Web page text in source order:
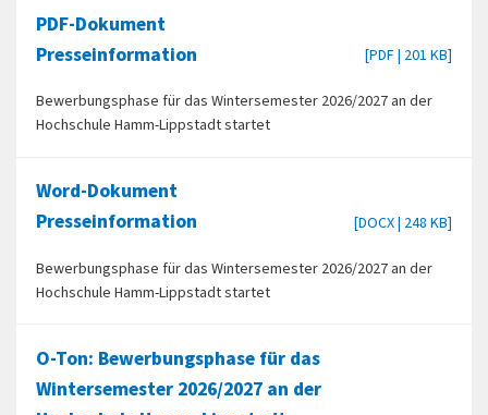
PDF-Dokument
Presseinformation
[PDF | 201 KB]
Bewerbungsphase für das Wintersemester 2026/2027 an der
Hochschule Hamm-Lippstadt startet
Word-Dokument
Presseinformation
[DOCX | 248 KB]
Bewerbungsphase für das Wintersemester 2026/2027 an der
Hochschule Hamm-Lippstadt startet
O-Ton: Bewerbungsphase für das
Wintersemester 2026/2027 an der